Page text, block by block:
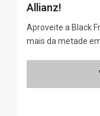
Allianz!
Aproveite a Black
mais da metade